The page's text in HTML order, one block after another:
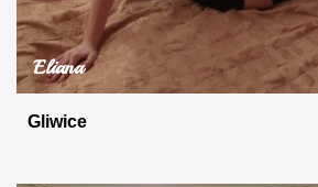
Eliana
Gliwice